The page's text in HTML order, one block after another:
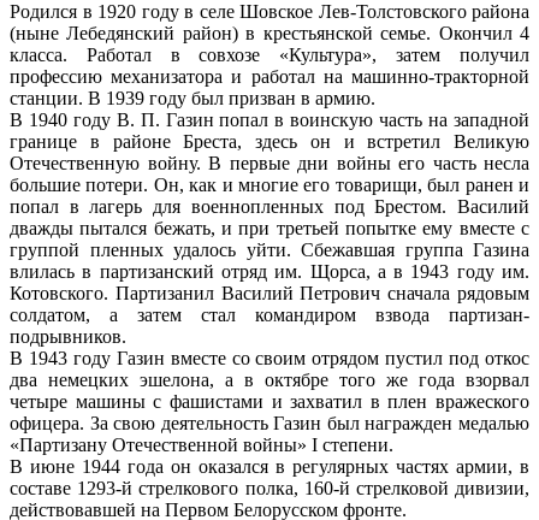
Родился в 1920 году в селе Шовское Лев-Толстовского района
(ныне Лебедянский район) в крестьянской семье. Окончил 4
класса. Работал в совхозе «Культура», затем получил
профессию механизатора и работал на машинно-тракторной
станции. В 1939 году был призван в армию.
В 1940 году В. П. Газин попал в воинскую часть на западной
границе в районе Бреста, здесь он и встретил Великую
Отечественную войну. В первые дни войны его часть несла
большие потери. Он, как и многие его товарищи, был ранен и
попал в лагерь для военнопленных под Брестом. Василий
дважды пытался бежать, и при третьей попытке ему вместе с
группой пленных удалось уйти. Сбежавшая группа Газина
влилась в партизанский отряд им. Щорса, а в 1943 году им.
Котовского. Партизанил Василий Петрович сначала рядовым
солдатом, а затем стал командиром взвода партизан-
подрывников.
В 1943 году Газин вместе со своим отрядом пустил под откос
два немецких эшелона, а в октябре того же года взорвал
четыре машины с фашистами и захватил в плен вражеского
офицера. За свою деятельность Газин был награжден медалью
«Партизану Отечественной войны» I степени.
В июне 1944 года он оказался в регулярных частях армии, в
составе 1293-й стрелкового полка, 160-й стрелковой дивизии,
действовавшей на Первом Белорусском фронте.